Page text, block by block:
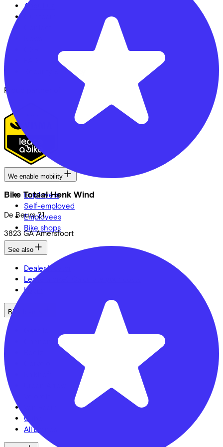
Bike Totaal Henk Wind
De Beurs 21
3823 GA Amersfoort
About us
Security & Privacy
Proud partner of
We enable mobility
Employers
Self-employed
Employees
Bike shops
See also
Dealer locator
Lease a bike? Calculate your costs
Login
Bike brands
Cannondale
Cube
All brands